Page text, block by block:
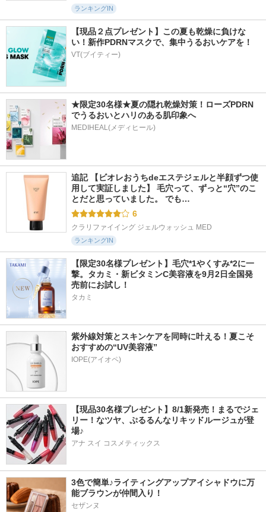
ランキングIN
【現品２点プレゼント】この夏も乾燥に負けな
い！新作PDRNマスクで、集中うるおいケアを！
VT(ブイティー)
★限定30名様★夏の隠れ乾燥対策！ローズPDRN
でうるおいとハリのある肌印象へ
MEDIHEAL(メディヒール)
追記 【ビオレおうちdeエステジェルと半顔ずつ使
用して実証しました】 毛穴って、ずっと“穴”のこ
とだと思っていました。 でも…
6
クラリファイイング ジェルウォッシュ MED
ランキングIN
【限定30名様プレゼント】毛穴*1やくすみ*2に一
撃。タカミ・新ビタミンC美容液を9月2日全国発
売前にお試し！
タカミ
紫外線対策とスキンケアを同時に叶える！夏こそ
おすすめの“UV美容液”
IOPE(アイオペ)
【現品30名様プレゼント】8/1新発売！まるでジェ
リー！なツヤ、ぷるるんなリキッドルージュが登
場♪
アナ スイ コスメティックス
3色で簡単♪ライティングアップアイシャドウに万
能ブラウンが仲間入り！
セザンヌ